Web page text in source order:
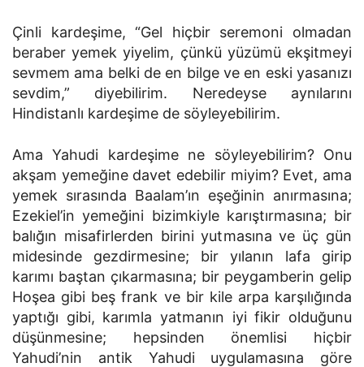
Çinli kardeşime, “Gel hiçbir seremoni olmadan
beraber yemek yiyelim, çünkü yüzümü ekşitmeyi
sevmem ama belki de en bilge ve en eski yasanızı
sevdim,” diyebilirim. Neredeyse aynılarını
Hindistanlı kardeşime de söyleyebilirim.
Ama Yahudi kardeşime ne söyleyebilirim? Onu
akşam yemeğine davet edebilir miyim? Evet, ama
yemek sırasında Baalam’ın eşeğinin anırmasına;
Ezekiel’in yemeğini bizimkiyle karıştırmasına; bir
balığın misafirlerden birini yutmasına ve üç gün
midesinde gezdirmesine; bir yılanın lafa girip
karımı baştan çıkarmasına; bir peygamberin gelip
Hoşea gibi beş frank ve bir kile arpa karşılığında
yaptığı gibi, karımla yatmanın iyi fikir olduğunu
düşünmesine; hepsinden önemlisi hiçbir
Yahudi’nin antik Yahudi uygulamasına göre